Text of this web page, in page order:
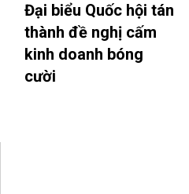
Đại biểu Quốc hội tán
thành đề nghị cấm
kinh doanh bóng
cười